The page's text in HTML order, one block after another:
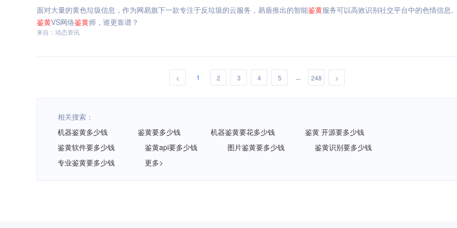
面对大量的黄色垃圾信息，作为网易旗下一款专注于反垃圾的云服务，易盾推出的智能鉴黄服务可以高效识别社交平台中的色情信息
鉴黄VS网络鉴黄师，谁更靠谱？
来自：动态资讯
< 1 2 3 4 5 ... 248 >
相关搜索：
机器鉴黄多少钱
鉴黄要多少钱 机器鉴黄要花多少钱
鉴黄 开源要多少钱
鉴黄软件要多少钱
鉴黄api要多少钱 图片鉴黄要多少钱
鉴黄识别要多少钱
专业鉴黄要多少钱
更多>